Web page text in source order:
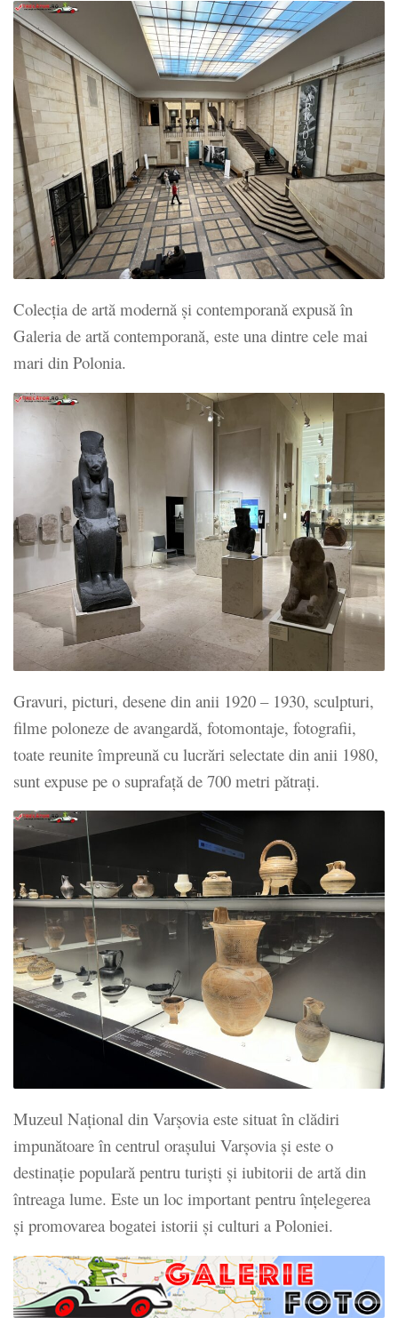
Colecția de artă modernă și contemporană expusă în
Galeria de artă contemporană, este una dintre cele mai
mari din Polonia.
Gravuri, picturi, desene din anii 1920 – 1930, sculpturi,
filme poloneze de avangardă, fotomontaje, fotografii,
toate reunite împreună cu lucrări selectate din anii 1980,
sunt expuse pe o suprafață de 700 metri pătrați.
Muzeul Național din Varșovia este situat în clădiri
impunătoare în centrul orașului Varșovia și este o
destinație populară pentru turiști și iubitorii de artă din
întreaga lume. Este un loc important pentru înțelegerea
și promovarea bogatei istorii și culturi a Poloniei.